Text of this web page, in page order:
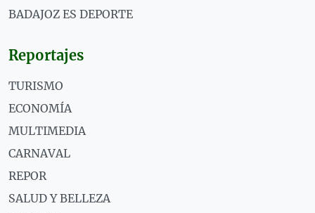
BADAJOZ ES DEPORTE
Reportajes
TURISMO
ECONOMÍA
MULTIMEDIA
CARNAVAL
REPOR
SALUD Y BELLEZA